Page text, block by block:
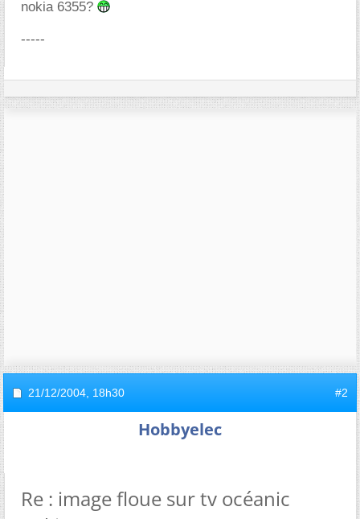
nokia 6355?
-----
21/12/2004, 18h30 #2
Hobbyelec
Re : image floue sur tv océanic